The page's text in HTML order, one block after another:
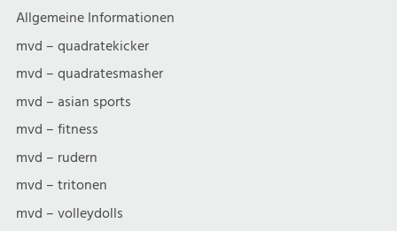
Allgemeine Informationen
mvd – quadratekicker
mvd – quadratesmasher
mvd – asian sports
mvd – fitness
mvd – rudern
mvd – tritonen
mvd – volleydolls